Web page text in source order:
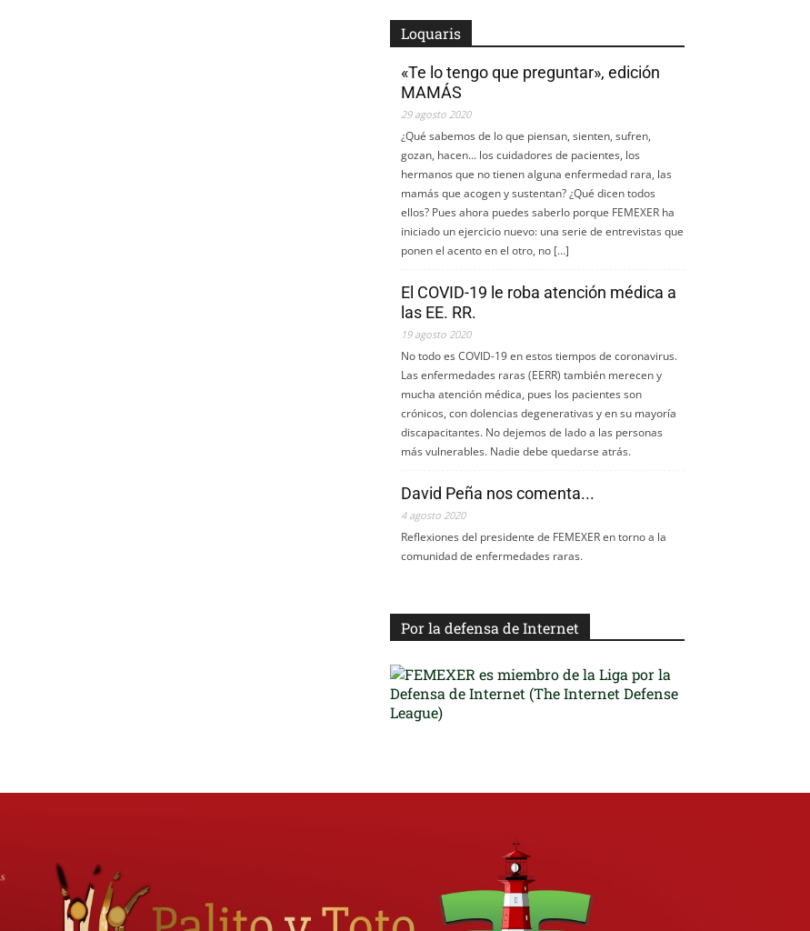
Loquaris
«Te lo tengo que preguntar», edición
MAMÁS
29 agosto 2020
¿Qué sabemos de lo que piensan, sienten, sufren,
gozan, hacen... los cuidadores de pacientes, los
hermanos que no tienen alguna enfermedad rara, las
mamás que acogen y sustentan? ¿Qué dicen todos
ellos? Pues ahora puedes saberlo porque FEMEXER ha
iniciado un ejercicio nuevo: una serie de entrevistas que
ponen el acento en el otro, no […]
El COVID-19 le roba atención médica a
las EE. RR.
19 agosto 2020
No todo es COVID-19 en estos tiempos de coronavirus.
Las enfermedades raras (EERR) también merecen y
mucha atención médica, pues los pacientes son
crónicos, con dolencias degenerativas y en su mayoría
discapacitantes. No dejemos de lado a las personas
más vulnerables. Nadie debe quedarse atrás.
David Peña nos comenta...
4 agosto 2020
Reflexiones del presidente de FEMEXER en torno a la
comunidad de enfermedades raras.
Por la defensa de Internet